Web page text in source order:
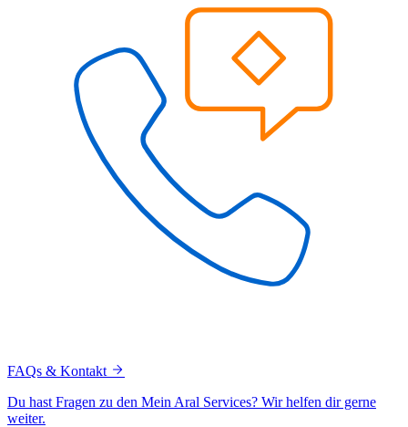
FAQs & Kontakt
Du hast Fragen zu den Mein Aral Services? Wir helfen dir gerne
weiter.